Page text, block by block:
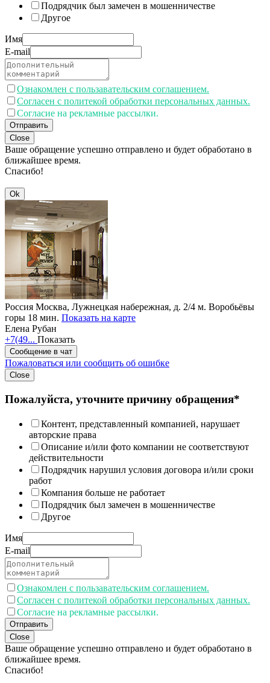
Подрядчик был замечен в мошенничестве
Другое
Имя
E-mail
Ознакомлен с пользавательским соглашением.
Согласен с политекой обработки персональных данных.
Согласие на рекламные рассылки.
Отправить
Close
Ваше обращение успешно отправлено и будет обработано в
ближайшее время.
Спасибо!
Ok
Россия Москва, Лужнецкая набережная, д. 2/4 м. Воробьёвы
горы 18 мин. Показать на карте
Елена Рубан
+7(49... Показать
Сообщение в чат
Пожаловаться или сообщить об ошибке
Close
Пожалуйста, уточните причину обращения*
Контент, представленный компанией, нарушает
авторские права
Описание и/или фото компании не соответствуют
действительности
Подрядчик нарушил условия договора и/или сроки
работ
Компания больше не работает
Подрядчик был замечен в мошенничестве
Другое
Имя
E-mail
Ознакомлен с пользавательским соглашением.
Согласен с политекой обработки персональных данных.
Согласие на рекламные рассылки.
Отправить
Close
Ваше обращение успешно отправлено и будет обработано в
ближайшее время.
Спасибо!